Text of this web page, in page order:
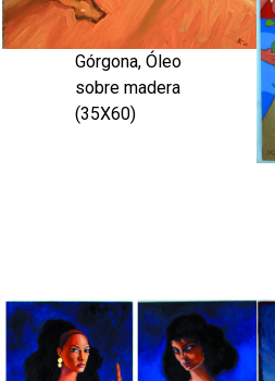
Górgona, Óleo
sobre madera
(35X60)